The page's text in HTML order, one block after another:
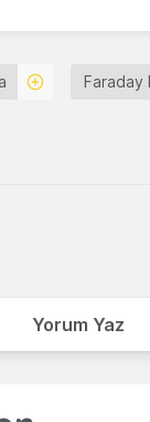
Faraday
Yorum Yaz